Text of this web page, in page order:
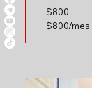
$800
$800/mes.